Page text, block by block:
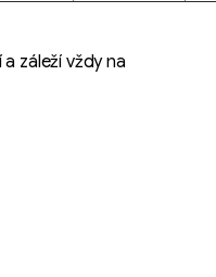
záleží vždy na